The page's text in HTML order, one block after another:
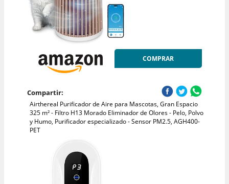
COMPRAR
Compartir:
Airthereal Purificador de Aire para Mascotas, Gran Espacio
325 m² - Filtro H13 Morado Eliminador de Olores - Pelo, Polvo
y Humo, Purificador especializado - Sensor PM2.5, AGH400-
PET